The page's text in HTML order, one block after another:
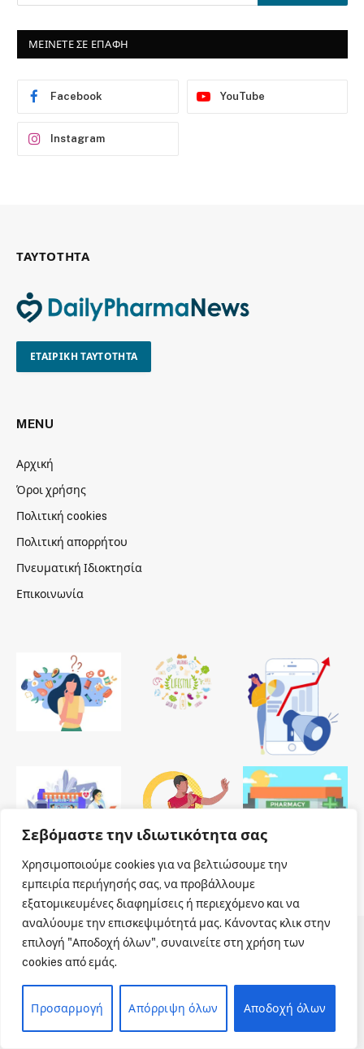
Σεβόμαστε την ιδιωτικότητα σας
Χρησιμοποιούμε cookies για να βελτιώσουμε την
εμπειρία περιήγησής σας, να προβάλλουμε
εξατομικευμένες διαφημίσεις ή περιεχόμενο και να
αναλύουμε την επισκεψιμότητά μας. Κάνοντας κλικ στην
επιλογή "Αποδοχή όλων", συναινείτε στη χρήση των
cookies από εμάς.
Προσαρμογή Απόρριψη όλων Αποδοχή όλων
ΜΕΙΝΕΤΕ ΣΕ ΕΠΑΦΗ
Facebook YouTube
Instagram
ΤΑΥΤΟΤΗΤΑ
ΕΤΑΙΡΙΚΗ ΤΑΥΤΟΤΗΤΑ
MENU
Αρχική
Όροι χρήσης
Πολιτική cookies
Πολιτική απορρήτου
Πνευματική Ιδιοκτησία
Επικοινωνία
© 2026 Dailypharmanews. Designed by
Αρχική Όροι χρήσης
Πολιτική cookies
Πολιτική απορρήτου
Πνευματική Ιδιοκτησία
Επικοινωνία